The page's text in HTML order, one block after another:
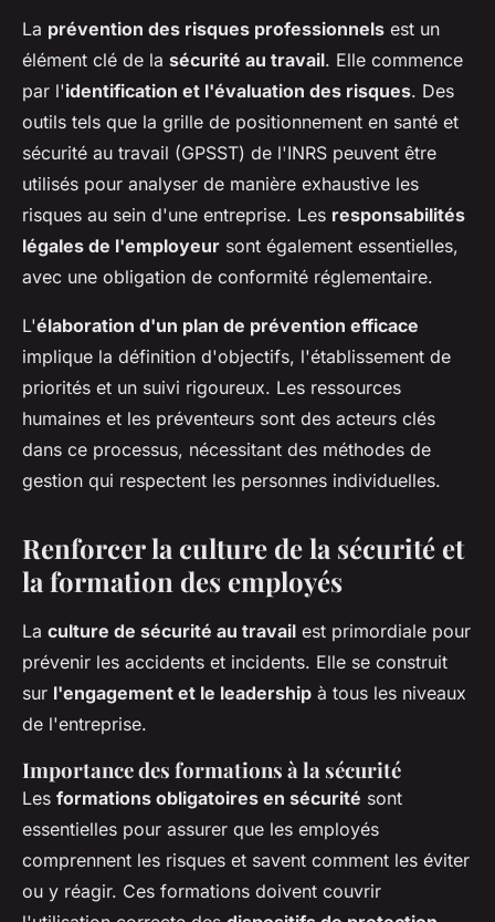
La prévention des risques professionnels est un
élément clé de la sécurité au travail. Elle commence
par l'identification et l'évaluation des risques. Des
outils tels que la grille de positionnement en santé et
sécurité au travail (GPSST) de l'INRS peuvent être
utilisés pour analyser de manière exhaustive les
risques au sein d'une entreprise. Les responsabilités
légales de l'employeur sont également essentielles,
avec une obligation de conformité réglementaire.
L'élaboration d'un plan de prévention efficace
implique la définition d'objectifs, l'établissement de
priorités et un suivi rigoureux. Les ressources
humaines et les préventeurs sont des acteurs clés
dans ce processus, nécessitant des méthodes de
gestion qui respectent les personnes individuelles.
Renforcer la culture de la sécurité et
la formation des employés
La culture de sécurité au travail est primordiale pour
prévenir les accidents et incidents. Elle se construit
sur l'engagement et le leadership à tous les niveaux
de l'entreprise.
Importance des formations à la sécurité
Les formations obligatoires en sécurité sont
essentielles pour assurer que les employés
comprennent les risques et savent comment les éviter
ou y réagir. Ces formations doivent couvrir